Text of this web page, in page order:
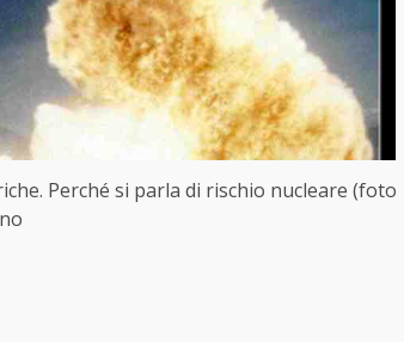
Perché si parla di rischio nucleare (foto